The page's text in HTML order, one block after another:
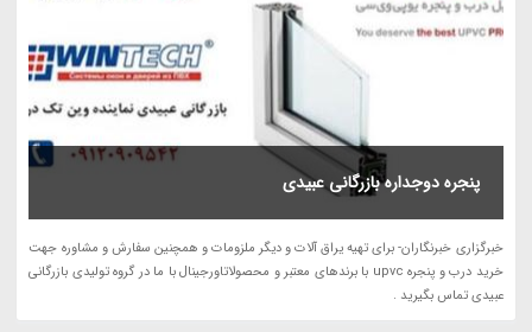
پنجره دوجداره بازرگانی عبیدی
خبرگزاری خبرنگاران- برای تهیه یراق آلات و دیگر ملزومات و همچنین سفارش و مشاوره جهت
خرید درب و پنجره upvc با برندهای معتبر و محصولاتاورجینال با ما در گروه تولیدی بازرگانی
عبیدی تماس بگیرید .